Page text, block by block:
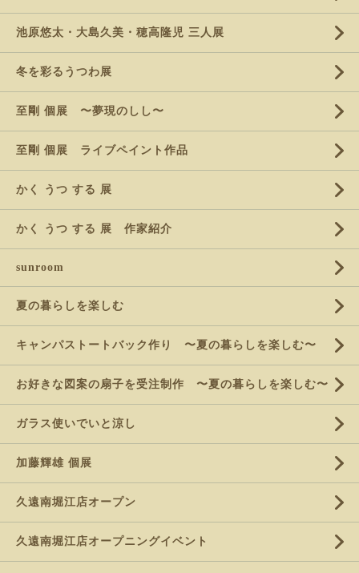
池原悠太・大島久美・穂高隆児 三人展
冬を彩るうつわ展
至剛 個展 〜夢現のしし〜
至剛 個展 ライブペイント作品
かく うつ する 展
かく うつ する 展 作家紹介
sunroom
夏の暮らしを楽しむ
キャンパストートバック作り 〜夏の暮らしを楽しむ〜
お好きな図案の扇子を受注制作 〜夏の暮らしを楽しむ〜
ガラス使いでいと涼し
加藤輝雄 個展
久遠南堀江店オープン
久遠南堀江店オープニングイベント